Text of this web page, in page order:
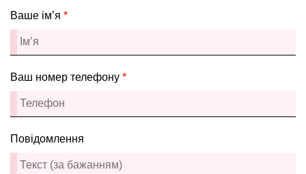
Ваше ім’я *
Ваш номер телефону *
Повідомлення